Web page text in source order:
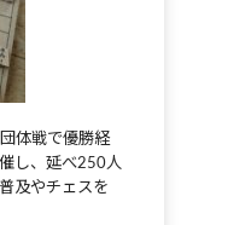
体戦で優勝経
し、延べ250人
及やチェスを